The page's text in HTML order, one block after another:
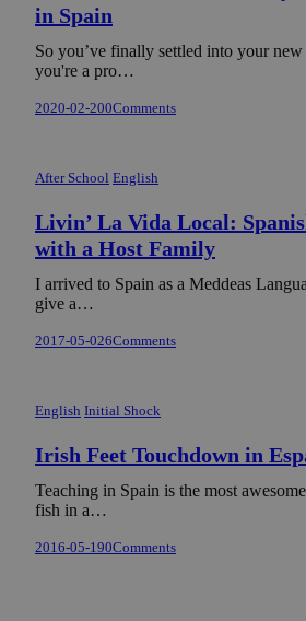
in Spain
So you’ve finally settled into your
you're a pro…
2020-02-200Comments
After School English
Livin’ La Vida Local:
with a Host Family
I arrived to Spain as a Meddeas
give a…
2017-05-026Comments
English Initial Shock
Irish Feet Touchdown in
Teaching in Spain is the most
fish in a…
2016-05-190Comments